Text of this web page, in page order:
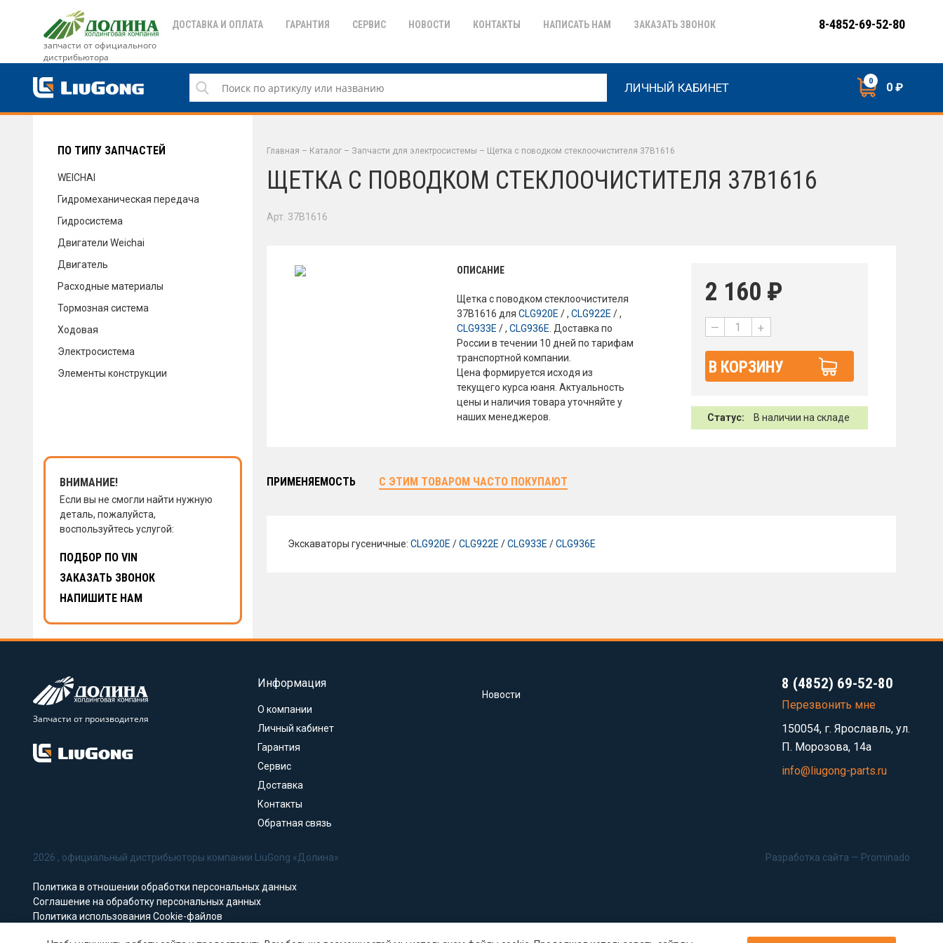
запчасти от официального
дистрибьютора
ДОСТАВКА И ОПЛАТА ГАРАНТИЯ СЕРВИС НОВОСТИ КОНТАКТЫ НАПИСАТЬ НАМ ЗАКАЗАТЬ ЗВОНОК
ДОСТАВКА И ОПЛАТА
СЕРВИС
ЗАКАЗАТЬ ЗВОНОК
8-4852-69-52-80
ЛИЧНЫЙ КАБИНЕТ 0 0 ₽
ПО ТИПУ ЗАПЧАСТЕЙ
WEICHAI
Гидромеханическая передача
Гидросистема
Двигатели Weichai
Двигатель
Расходные материалы
Тормозная система
Ходовая
Электросистема
Элементы конструкции
ВНИМАНИЕ!
Если вы не смогли найти нужную
деталь, пожалуйста,
воспользуйтесь услугой:
ПОДБОР ПО VIN
ЗАКАЗАТЬ ЗВОНОК
НАПИШИТЕ НАМ
Главная – Каталог – Запчасти для электросистемы – Щетка с поводком стеклоочистителя 37B1616
ЩЕТКА С ПОВОДКОМ СТЕКЛООЧИСТИТЕЛЯ 37B1616
Арт. 37B1616
ОПИСАНИЕ
Щетка с поводком стеклоочистителя
37B1616 дляCLG920E / ,CLG922E / ,
CLG933E / ,CLG936E . Доставка по
России в течении 10 дней по тарифам
транспортной компании.
Цена формируется исходя из
текущего курса юаня. Актуальность
цены и наличия товара уточняйте у
наших менеджеров.
2 160 ₽
— +
В КОРЗИНУ
Статус: В наличии на складе
ПРИМЕНЯЕМОСТЬ С ЭТИМ ТОВАРОМ ЧАСТО ПОКУПАЮТ
Экскаваторы гусеничные: CLG920E /CLG922E /CLG933E /CLG936E
Запчасти от производителя
Информация
О компании
Личный кабинет
Гарантия
Сервис
Доставка
Контакты
Обратная связь
Новости
8 (4852) 69-52-80
Перезвонить мне
150054, г. Ярославль, ул.
П. Морозова, 14а
info@liugong-parts.ru
2026 , официальный дистрибьюторы компании LiuGong «Долина»
Политика в отношении обработки персональных данных
Соглашение на обработку персональных данных
Политика использования Cookie-файлов
Разработка сайта — Prominado